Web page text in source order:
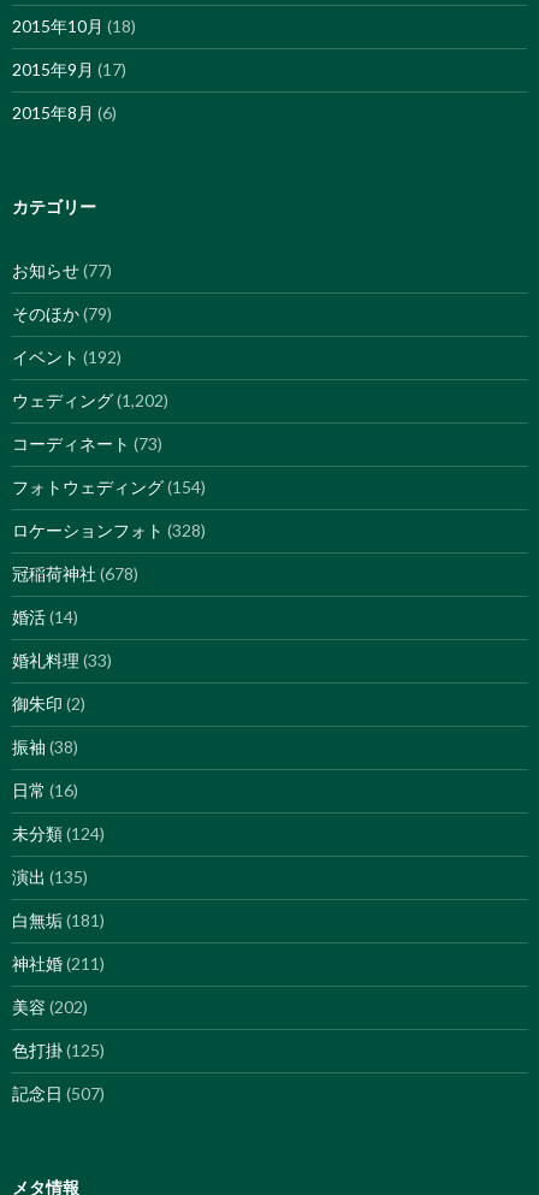
2015年10月 (18)
2015年9月 (17)
2015年8月 (6)
カテゴリー
お知らせ(77)
そのほか(79)
イベント (192)
ウェディング(1,202)
コーディネート (73)
フォトウェディング(154)
ロケーションフォト (328)
冠稲荷神社 (678)
婚活(14)
婚礼料理 (33)
御朱印 (2)
振袖 (38)
日常 (16)
未分類(124)
演出 (135)
白無垢(181)
神社婚(211)
美容 (202)
色打掛(125)
記念日 (507)
メタ情報